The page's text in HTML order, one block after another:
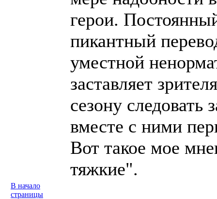
герои.
пикантный
уместной
заставляет
сезону следовать
вместе с ними
Вот такое мое
тяжкие".
В начало
страницы